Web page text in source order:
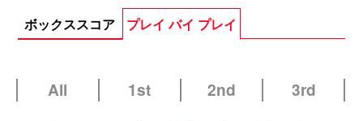
ボックススコア プレイ バイ プレイ
All 1st 2nd
3rd